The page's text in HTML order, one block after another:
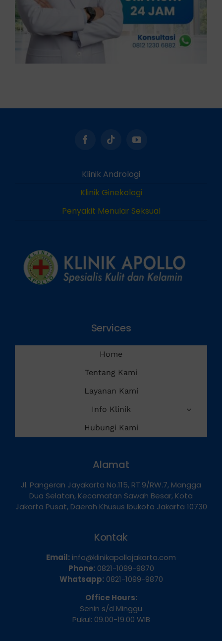
Klinik Andrologi
Klinik Ginekologi
Penyakit Menular Seksual
Services
Home
Tentang Kami
Layanan Kami
Info Klinik
Hubungi Kami
Alamat
Jl. Pangeran Jayakarta No.115, RT.9/RW.7, Mangga
Dua Selatan, Kecamatan Sawah Besar, Kota
Jakarta Pusat, Daerah Khusus Ibukota Jakarta 10730
Kontak
Email: info@klinikapollojakarta.com
Phone:0821-1099-9870
Whatsapp:0821-1099-9870
Office Hours:
Senin s/d Minggu
Pukul: 09.00-19.00 WIB